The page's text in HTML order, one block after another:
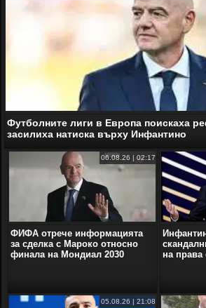
Футболните лиги в Европа поискаха
засилиха натиска върху Инфантино
06.08.26 | 02:17
ФИФА отрече информацията
за сделка с Мароко относно
финала на Мондиал 2030
на
05.08.26 | 21:08